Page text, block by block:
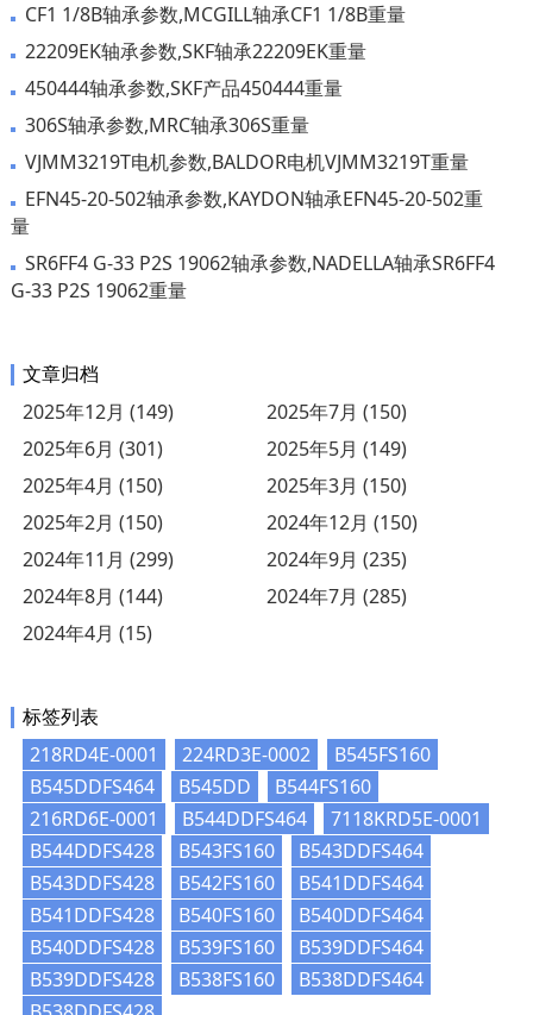
CF1 1/8B轴承参数,MCGILL轴承CF1 1/8B重量
22209EK轴承参数,SKF轴承22209EK重量
450444轴承参数,SKF产品450444重量
306S轴承参数,MRC轴承306S重量
VJMM3219T电机参数,BALDOR电机VJMM3219T重量
EFN45-20-502轴承参数,KAYDON轴承EFN45-20-502重
量
SR6FF4 G-33 P2S 19062轴承参数,NADELLA轴承SR6FF4
G-33 P2S 19062重量
文章归档
2025年12月 (149)
2025年7月 (150)
2025年6月 (301)
2025年5月 (149)
2025年4月 (150)
2025年3月 (150)
2025年2月 (150)
2024年12月 (150)
2024年11月 (299)
2024年9月 (235)
2024年8月 (144)
2024年7月 (285)
2024年4月 (15)
标签列表
218RD4E-0001
224RD3E-0002
B545FS160
B545DDFS464
B545DD
B544FS160
216RD6E-0001
B544DDFS464
7118KRD5E-0001
B544DDFS428
B543FS160
B543DDFS464
B543DDFS428
B542FS160
B541DDFS464
B541DDFS428
B540FS160
B540DDFS464
B540DDFS428
B539FS160
B539DDFS464
B539DDFS428
B538FS160
B538DDFS464